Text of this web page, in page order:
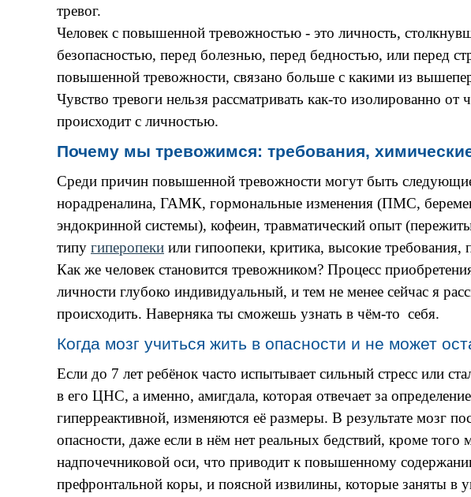
тревог.
Человек с повышенной тревожностью - это личность,
безопасностью, перед болезнью, перед бедностью, или перед
повышенной тревожности, связано больше с какими из
Чувство тревоги нельзя рассматривать как-то изолированно
происходит с личностью.
Почему мы тревожимся: требования,
Среди причин повышенной тревожности могут быть
норадреналина, ГАМК, гормональные изменения (ПМС,
эндокринной системы), кофеин, травматический опыт
типу гиперопеки или гипоопеки, критика, высокие
Как же человек становится тревожником? Процесс
личности глубоко индивидуальный, и тем не менее сейчас я
происходить. Наверняка ты сможешь узнать в чём-то себя.
Когда мозг учиться жить в опасности и не может
Если до 7 лет ребёнок часто испытывает сильный стресс или
в его ЦНС, а именно, амигдала, которая отвечает за
гиперреактивной, изменяются её размеры. В результате мозг
опасности, даже если в нём нет реальных бедствий, кроме
надпочечниковой оси, что приводит к повышенному
префронтальной коры, и поясной извилины, которые заняты